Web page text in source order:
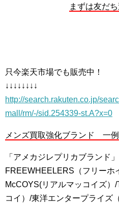
まずは友だち
只今楽天市場でも販売中！
↓↓↓↓↓↓↓↓
http://search.rakuten.co.jp/
mall/rm/-/sid.254339-st.A?x=0
メンズ買取強化ブランド 一例
「アメカジレプリカブランド」
FREEWHEELERS（フリーホ
McCOYS(リアルマッコイズ）
コイ）/東洋エンタープライズ